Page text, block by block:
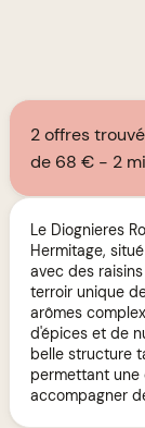
2 offres
de 68 €
2
Le Diognieres
Hermitage,
avec des
terroir unique
arômes
d'épices et de
belle structure
permettant une
accompagner